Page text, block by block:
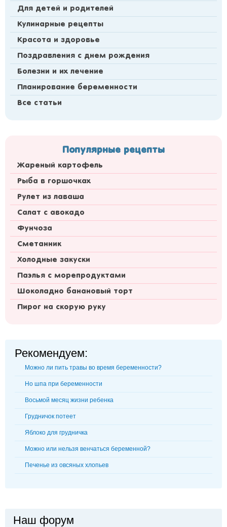
Для детей и родителей
Кулинарные рецепты
Красота и здоровье
Поздравления с днем рождения
Болезни и их лечение
Планирование беременности
Все статьи
Популярные рецепты
Жареный картофель
Рыба в горшочках
Рулет из лаваша
Салат с авокадо
Фунчоза
Сметанник
Холодные закуски
Паэлья с морепродуктами
Шоколадно банановый торт
Пирог на скорую руку
Рекомендуем:
Можно ли пить травы во время беременности?
Но шпа при беременности
Восьмой месяц жизни ребенка
Грудничок потеет
Яблоко для грудничка
Можно или нельзя венчаться беременной?
Печенье из овсяных хлопьев
Наш форум